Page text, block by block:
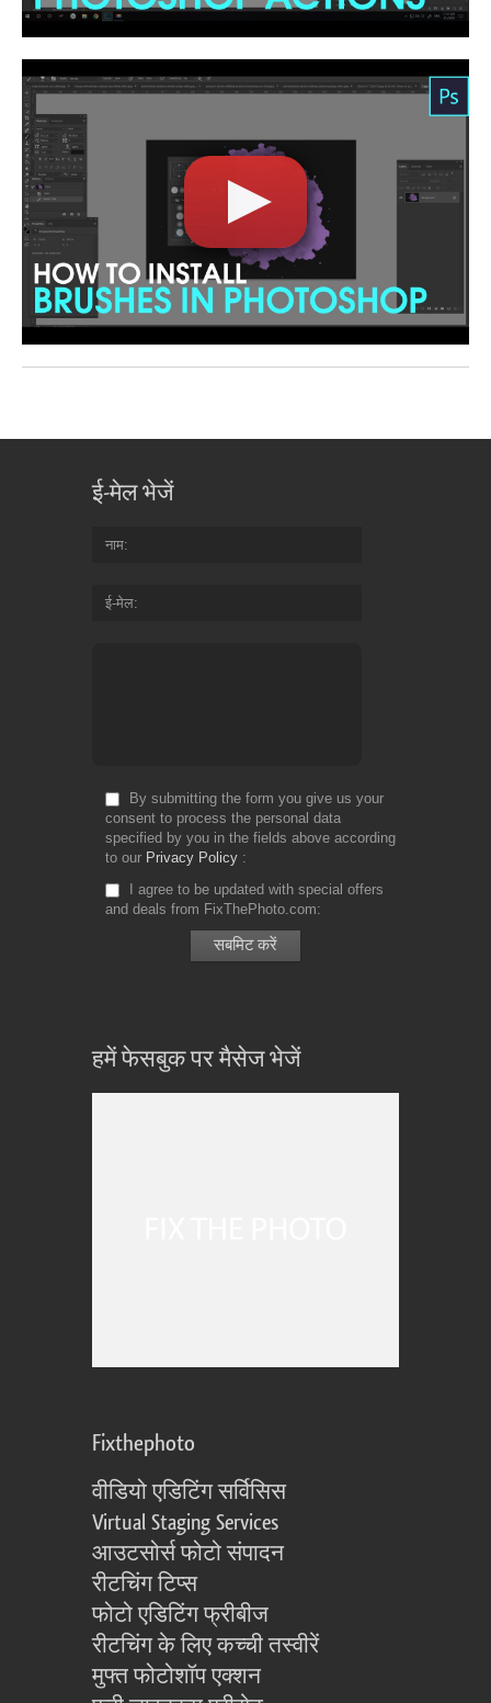
ई-मेल भेजें
नाम
ई-मेल
By submitting the form you give us your
consent to process the personal data
specified by you in the fields above according
to our Privacy Policy
I agree to be updated with special offers
and deals from FixThePhoto.com
हमें फेसबुक पर मैसेज भेजें
Fixthephoto
वीडियो एडिटिंग सर्विसिस
Virtual Staging Services
आउटसोर्स फोटो संपादन
रीटचिंग टिप्स
फोटो एडिटिंग फ्रीबीज
रीटचिंग के लिए कच्ची तस्वीरें
मुफ्त फोटोशॉप एक्शन